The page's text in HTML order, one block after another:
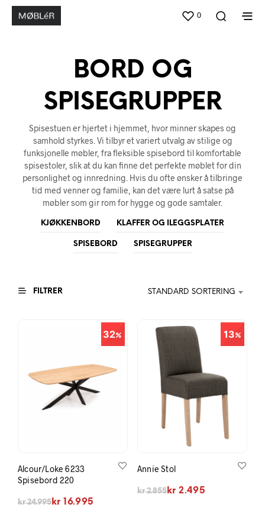
0
BORD OG
SPISEGRUPPER
Spisestuen er hjertet i hjemmet, hvor minner skapes og
samhold styrkes. Vi tilbyr et variert utvalg av stilige og
funksjonelle møbler, fra fleksible spisebord til komfortable
spisestoler, slik at du kan finne det perfekte møblet for din
personlighet og innredning. Hvis du ofte ønsker å tilbringe
tid med venner og familie, kan det være lurt å satse på
møbler som gir rom for hygge og gode samtaler.
KJØKKENBORD KLAFFER OG ILEGGSPLATER
SPISEBORD SPISEGRUPPER
FILTRER STANDARD SORTERING
32
Alcour/Loke 6233
Spisebord 220
kr24.995
Opprinnelig pris var: kr 24.995.
kr 16.995
Nåværende pris er: kr 16.995.
13
Annie Stol
kr2.855
Opprinnelig pris var: kr 2.855.
kr 2.495
Nåværende pris er: kr 2.495.